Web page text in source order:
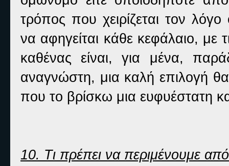
τρόπος που χειρίζεται τον
να αφηγείται κάθε κεφάλαιο, με
καθένας είναι, για μένα,
αναγνώστη, μια καλή επιλογή
που το βρίσκω μια ευφυέστατη
10. Τι πρέπει να περιμένουμε